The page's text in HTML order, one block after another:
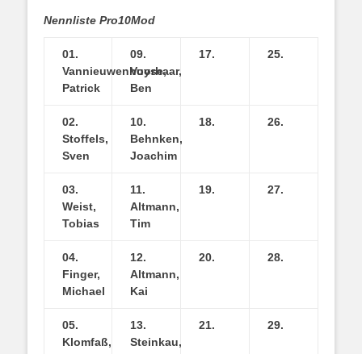
Nennliste Pro10Mod
01.
Vannieuwenhuyse,
Patrick
09.
Voorhaar,
Ben
17. 25.
02.
Stoffels,
Sven
10.
Behnken,
Joachim
18. 26.
03.
Weist,
Tobias
11.
Altmann,
Tim
19. 27.
04.
Finger,
Michael
12.
Altmann,
Kai
20. 28.
05.
Klomfaß,
13.
Steinkau,
21. 29.